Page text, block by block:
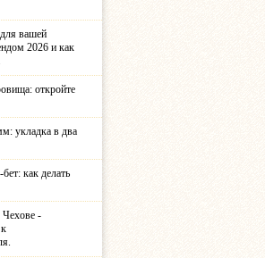
вашей
2026 и как
откройте
укладка в два
как делать
Чехове -